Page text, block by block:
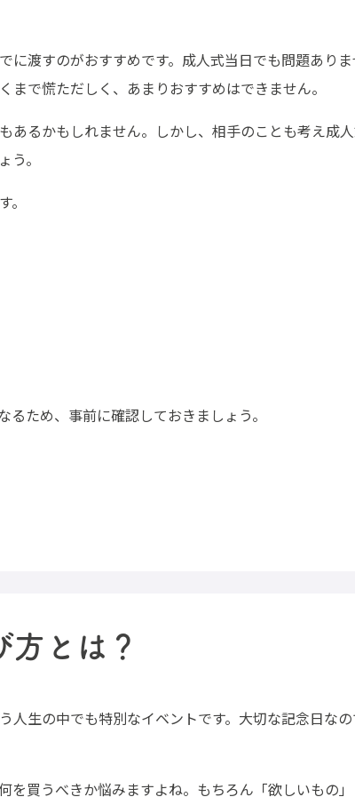
に渡すのがおすすめです。成人式当日でも問題あり
で慌ただしく、あまりおすすめはできません。
あるかもしれません。しかし、相手のことも考え成
。
ため、事前に確認しておきましょう。
方とは？
人生の中でも特別なイベントです。大切な記念日な
を買うべきか悩みますよね。もちろん「欲しいもの